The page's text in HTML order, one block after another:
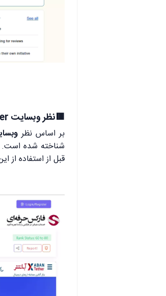
🟥نظر وبسایت Scam Minder درباره آبان تتر
بر اساس نظر
شناخته شده است.
قبل از استفاده از